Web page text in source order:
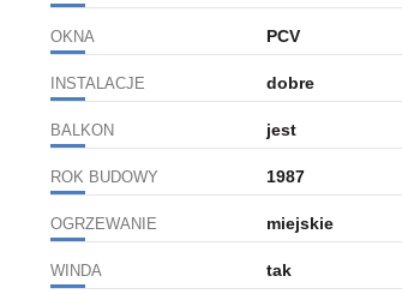
OKNA PCV
INSTALACJE dobre
BALKON jest
ROK BUDOWY 1987
OGRZEWANIE miejskie
WINDA tak